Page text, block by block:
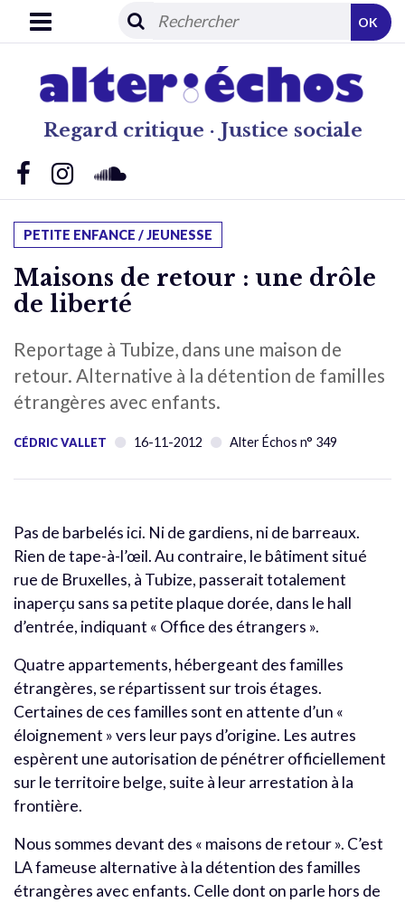
Regard critique · Justice sociale
OK
PETITE ENFANCE / JEUNESSE
Maisons de retour : une drôle
de liberté
Reportage à Tubize, dans une maison de
retour. Alternative à la détention de familles
étrangères avec enfants.
CÉDRIC VALLET 16-11-2012 Alter Échos n° 349
Pas de barbelés ici. Ni de gardiens, ni de barreaux.
Rien de tape-à-l’œil. Au contraire, le bâtiment situé
rue de Bruxelles, à Tubize, passerait totalement
inaperçu sans sa petite plaque dorée, dans le hall
d’entrée, indiquant « Office des étrangers ».
Quatre appartements, hébergeant des familles
étrangères, se répartissent sur trois étages.
Certaines de ces familles sont en attente d’un «
éloignement » vers leur pays d’origine. Les autres
espèrent une autorisation de pénétrer officiellement
sur le territoire belge, suite à leur arrestation à la
frontière.
Nous sommes devant des « maisons de retour ». C’est
LA fameuse alternative à la détention des familles
étrangères avec enfants. Celle dont on parle hors de